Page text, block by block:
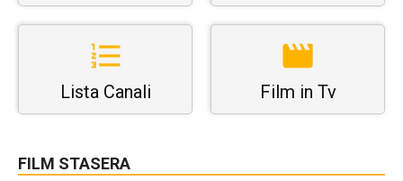
Lista Canali Film in Tv
FILM STASERA